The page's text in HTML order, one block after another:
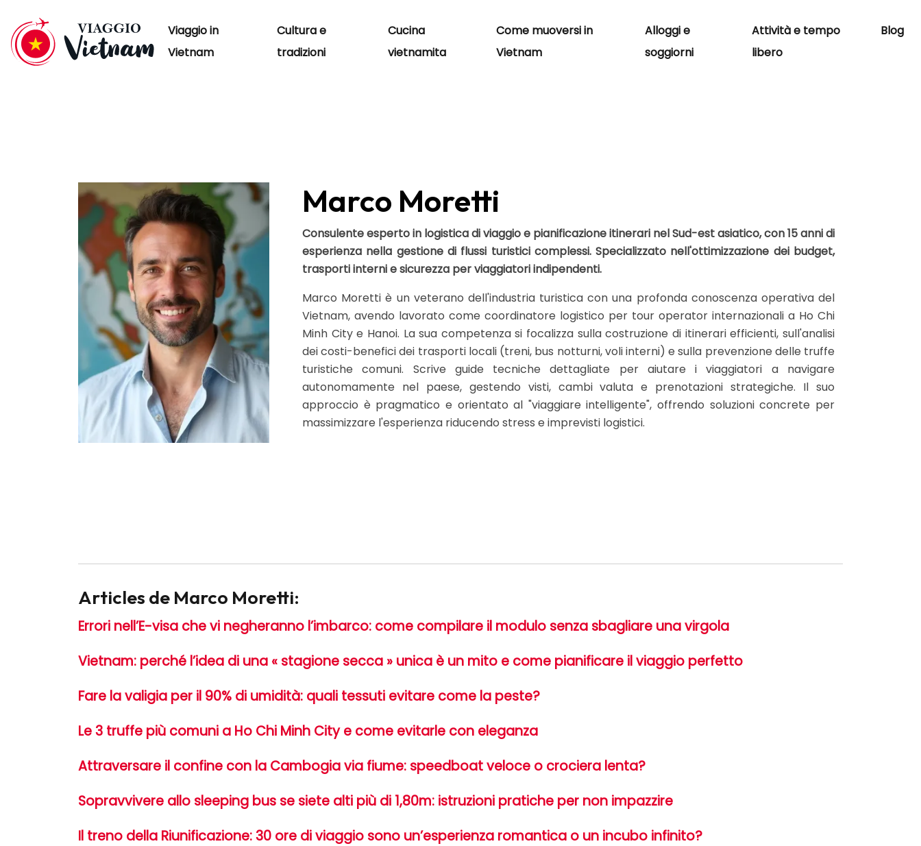
Viaggio in
Vietnam
Cultura e
tradizioni
Cucina
vietnamita
Come muoversi in
Vietnam
Alloggi e
soggiorni
Attività e tempo
libero
Blog
Marco Moretti
Consulente esperto in logistica di viaggio e pianificazione itinerari nel Sud-est asiatico, con 15 anni di
esperienza nella gestione di flussi turistici complessi. Specializzato nell'ottimizzazione dei budget,
trasporti interni e sicurezza per viaggiatori indipendenti.
Marco Moretti è un veterano dell'industria turistica con una profonda conoscenza operativa del
Vietnam, avendo lavorato come coordinatore logistico per tour operator internazionali a Ho Chi
Minh City e Hanoi. La sua competenza si focalizza sulla costruzione di itinerari efficienti, sull'analisi
dei costi-benefici dei trasporti locali (treni, bus notturni, voli interni) e sulla prevenzione delle truffe
turistiche comuni. Scrive guide tecniche dettagliate per aiutare i viaggiatori a navigare
autonomamente nel paese, gestendo visti, cambi valuta e prenotazioni strategiche. Il suo
approccio è pragmatico e orientato al "viaggiare intelligente", offrendo soluzioni concrete per
massimizzare l'esperienza riducendo stress e imprevisti logistici.
Articles de Marco Moretti:
Errori nell’E-visa che vi negheranno l’imbarco: come compilare il modulo senza sbagliare una virgola
Vietnam: perché l’idea di una « stagione secca » unica è un mito e come pianificare il viaggio perfetto
Fare la valigia per il 90% di umidità: quali tessuti evitare come la peste?
Le 3 truffe più comuni a Ho Chi Minh City e come evitarle con eleganza
Attraversare il confine con la Cambogia via fiume: speedboat veloce o crociera lenta?
Sopravvivere allo sleeping bus se siete alti più di 1,80m: istruzioni pratiche per non impazzire
Il treno della Riunificazione: 30 ore di viaggio sono un’esperienza romantica o un incubo infinito?